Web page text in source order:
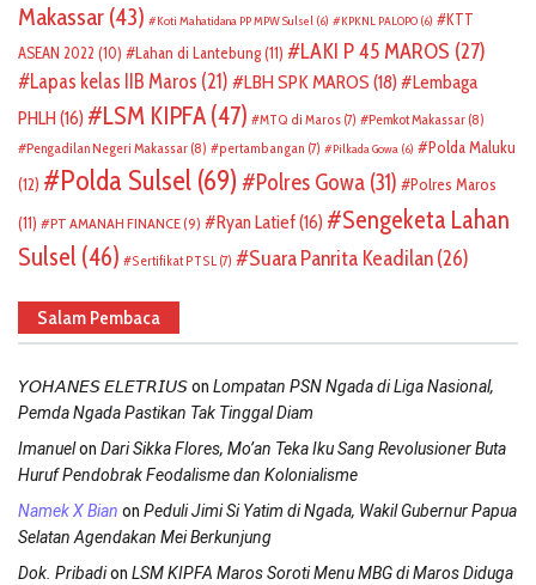
Makassar (43) Koti Mahatidana PP MPW Sulsel (6) KPKNL PALOPO (6)
KTT
ASEAN 2022 (10) Lahan di Lantebung(11) LAKI P 45 MAROS (27)
Lapas kelas IIB Maros (21) LBH SPK MAROS (18)
Lembaga
PHLH (16) LSM KIPFA (47) MTQ di Maros (7) Pemkot Makassar (8)
Pengadilan Negeri Makassar (8) pertambangan (7) Pilkada Gowa (6)
Polda Maluku
(12)
Polda Sulsel (69) Polres Gowa (31)
Polres Maros
(11)
PT AMANAH FINANCE(9) Ryan Latief(16)
Sengeketa Lahan
Sulsel (46) Sertifikat PTSL (7) Suara Panrita Keadilan(26)
Salam Pembaca
𝘠𝘖𝘏𝘈𝘕𝘌𝘚 𝘌𝘓𝘌𝘛𝘙𝘐𝘜𝘚on Lompatan PSN Ngada di Liga Nasional,
Pemda Ngada Pastikan Tak Tinggal Diam
Imanuelon Dari Sikka Flores, Mo’an Teka Iku Sang Revolusioner Buta
Huruf Pendobrak Feodalisme dan Kolonialisme
Namek X Bian on Peduli Jimi Si Yatim di Ngada, Wakil Gubernur Papua
Selatan Agendakan Mei Berkunjung
Dok. Pribadion LSM KIPFA Maros Soroti Menu MBG di Maros Diduga